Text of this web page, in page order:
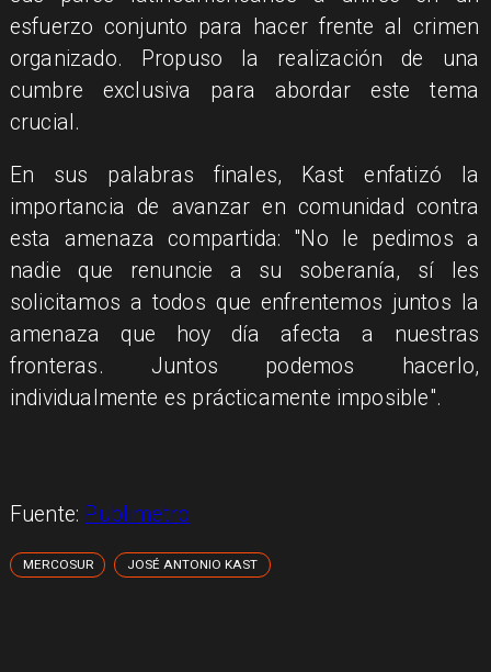
esfuerzo conjunto para hacer frente al crimen
organizado. Propuso la realización de una
cumbre exclusiva para abordar este tema
crucial.
En sus palabras finales, Kast enfatizó la
importancia de avanzar en comunidad contra
esta amenaza compartida: "No le pedimos a
nadie que renuncie a su soberanía, sí les
solicitamos a todos que enfrentemos juntos la
amenaza que hoy día afecta a nuestras
fronteras. Juntos podemos hacerlo,
individualmente es prácticamente imposible".
Fuente: Publimetro
MERCOSUR JOSÉ ANTONIO KAST